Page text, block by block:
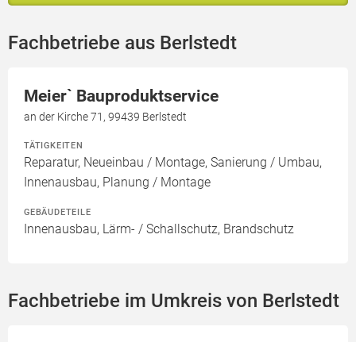
Fachbetriebe aus Berlstedt
Meier` Bauproduktservice
an der Kirche 71, 99439 Berlstedt
TÄTIGKEITEN
Reparatur, Neueinbau / Montage, Sanierung / Umbau,
Innenausbau, Planung / Montage
GEBÄUDETEILE
Innenausbau, Lärm- / Schallschutz, Brandschutz
Fachbetriebe im Umkreis von Berlstedt